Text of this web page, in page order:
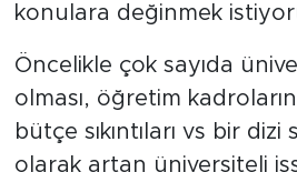
konulara değinmek
Öncelikle çok sayıda
olması, öğretim
bütçe sıkıntıları vs bir
olarak artan üniversiteli
Spor
Turizm